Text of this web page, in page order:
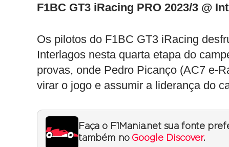
F1BC GT3 iRacing PRO 2023/3 @
Os pilotos do F1BC GT3 iRacing
Interlagos nesta quarta etapa do
provas, onde Pedro Picanço (AC7 e-
virar o jogo e assumir a liderança do
Faça o F1Mania.net sua fonte
também no Google Discover.